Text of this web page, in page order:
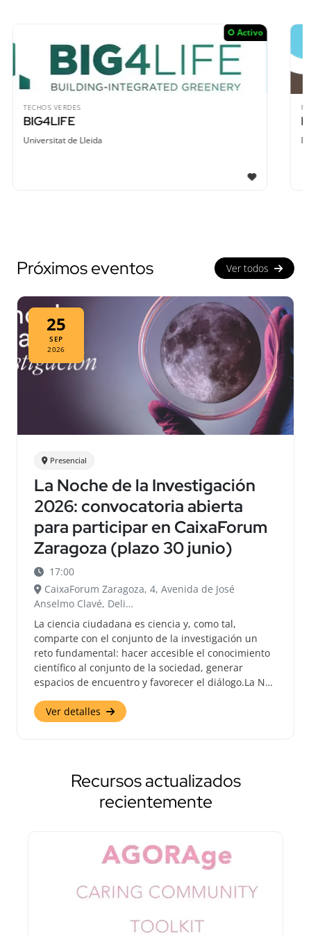
Activo
RED EUROPEA
European Citizen Science (ECS)
European Citizen Science Association (ECSA)
Próximos eventos Ver todos
25
SEP
2026
Presencial
La Noche de la Investigación
2026: convocatoria abierta
para participar en CaixaForum
Zaragoza (plazo 30 junio)
17:00
CaixaForum Zaragoza, 4, Avenida de José
Anselmo Clavé, Deli…
La ciencia ciudadana es ciencia y, como tal,
comparte con el conjunto de la investigación un
reto fundamental: hacer accesible el conocimiento
científico al conjunto de la sociedad, generar
espacios de encuentro y favorecer el diálogo.La N…
Ver detalles
Recursos actualizados
recientemente